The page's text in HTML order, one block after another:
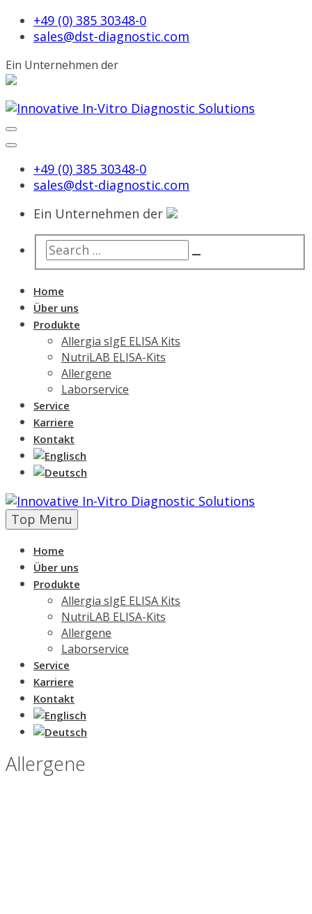
+49 (0) 385 30348-0
sales@dst-diagnostic.com
Ein Unternehmen der
+49 (0) 385 30348-0
sales@dst-diagnostic.com
Ein Unternehmen der
Home
Über uns
Produkte
Allergia sIgE ELISA Kits
NutriLAB ELISA-Kits
Allergene
Laborservice
Service
Karriere
Kontakt
Top Menu Skip
to
Home
Über uns
Produkte
Allergia sIgE ELISA Kits
NutriLAB ELISA-Kits
Allergene
Laborservice
Service
Karriere
Kontakt
Allergene